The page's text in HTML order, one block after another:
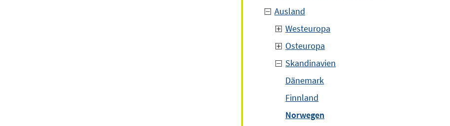
Ausland
Westeuropa
Osteuropa
Skandinavien
Dänemark
Finnland
Norwegen